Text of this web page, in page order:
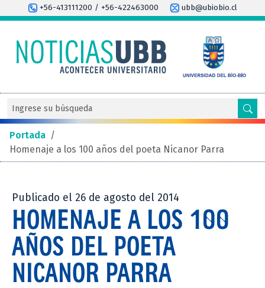
+56-413111200 / +56-422463000 ubb@ubiobio.cl
Portada /
Homenaje a los 100 años del poeta Nicanor Parra
Publicado el 26 de agosto del 2014
HOMENAJE A LOS 100
AÑOS DEL POETA
NICANOR PARRA